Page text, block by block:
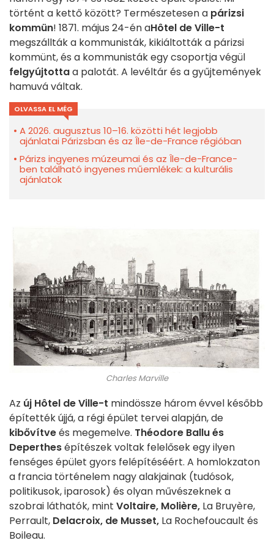
történt a kettő között? Természetesen a párizsi
kommün! 1871. május 24-én aHôtel de Ville-t
megszállták a kommunisták, kikiáltották a párizsi
kommünt, és a kommunisták egy csoportja végül
felgyújtottaa palotát. A levéltár és a gyűjtemények
hamuvá váltak.
OLVASSA EL MÉG
A 2026. augusztus 10–16. közötti hét legjobb
ajánlatai Párizsban és az Île-de-France régióban
Párizs ingyenes múzeumai és az Île-de-France-
ben található ingyenes műemlékek: a kulturális
ajánlatok
Charles Marville
Az új Hôtel de Ville-t mindössze három évvel később
építették újjá, a régi épület tervei alapján, de
kibővítveés megemelve. Théodore Ballu és
Deperthesépítészek voltak felelősek egy ilyen
fenséges épület gyors felépítéséért. A homlokzaton
a francia történelem nagy alakjainak (tudósok,
politikusok, iparosok) és olyan művészeknek a
szobrai láthatók, mint Voltaire, Molière, La Bruyère,
Perrault, Delacroix, de Musset, La Rochefoucault és
Boileau.